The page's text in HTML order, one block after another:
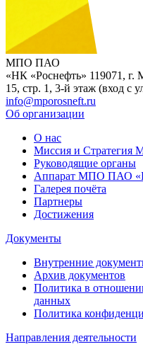
МПО ПАО
«НК «Роснефть» 119071, г.
15, стр. 1, 3-й этаж (вход с
info@mporosneft.ru
Об организации
О нас
Миссия и
Руководящие органы
Аппарат МПО ПАО
Галерея почёта
Партнеры
Достижения
Документы
Внутренние
Архив документов
Политика в
данных
Политика
Направления деятельности